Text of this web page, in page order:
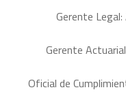
Gerente Legal:
Gerente
Oficial de